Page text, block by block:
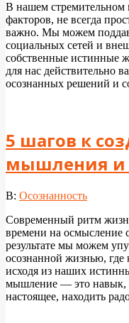
04
В нашем
факторов, не всегда
важно. Мы можем
социальных сетей и
собственные истинные
для нас действительно
осознанных решений и
5 шагов к
мышления и
2025-
18
В: Осознанность
Современный ритм
времени на осмысление
результате мы можем
осознанной жизнью,
исходя из наших
мышление — это навык,
настоящее, находить